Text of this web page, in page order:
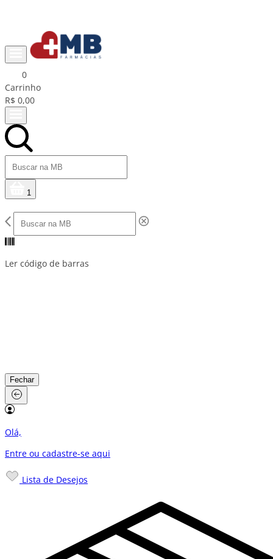
0
Carrinho
R$ 0,00
1
Ler código de barras
Fechar
Olá,
Entre ou cadastre-se aqui
Lista de Desejos